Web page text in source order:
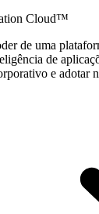
Cloud™
de uma
de
e adotar